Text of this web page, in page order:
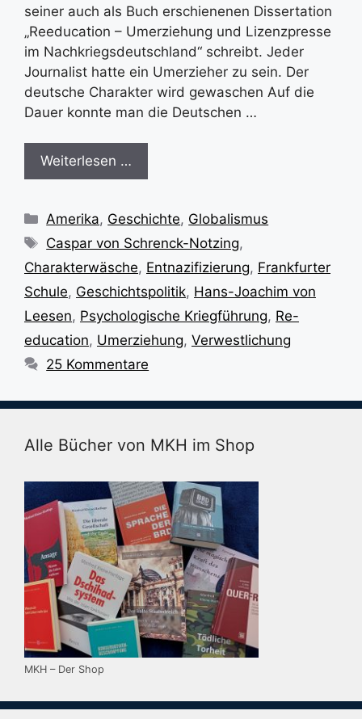
seiner auch als Buch erschienenen Dissertation
„Reeducation – Umerziehung und Lizenzpresse
im Nachkriegsdeutschland“ schreibt. Jeder
Journalist hatte ein Umerzieher zu sein. Der
deutsche Charakter wird gewaschen Auf die
Dauer konnte man die Deutschen …
Weiterlesen …
Kategorien
Amerika, Geschichte, Globalismus
Schlagwörter
Caspar von Schrenck-Notzing,
Charakterwäsche, Entnazifizierung, Frankfurter
Schule, Geschichtspolitik, Hans-Joachim von
Leesen, Psychologische Kriegführung, Re-
education, Umerziehung, Verwestlichung
25 Kommentare
Alle Bücher von MKH im Shop
MKH – Der Shop